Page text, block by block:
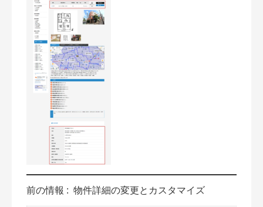
前の情報 : 物件詳細の変更とカスタマイズ